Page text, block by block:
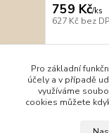
759 Kč/ks
627 Kč bez
Pro základní
účely a v případě
využíváme
cookies můžete